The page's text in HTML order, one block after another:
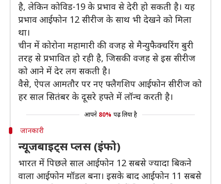
है, लेकिन कोविड-19 के प्रभाव से देरी हो सकती है। यह
प्रभाव आईफोन 12 सीरीज के साथ भी देखने को मिला
था।
चीन में कोरोना महामारी की वजह से मैन्युफैक्चरिंग बुरी
तरह से प्रभावित हो रही है, जिसकी वजह से इस सीरीज
को आने में देर लग सकती है।
वैसे, ऐपल आमतौर पर नए फ्लैगशिप आईफोन सीरीज को
हर साल सितंबर के दूसरे हफ्ते में लॉन्च करती है।
आपने 80% पढ़ लिया है
जानकारी
न्यूजबाइट्स प्लस (इंफो)
भारत में पिछले साल आईफोन 12 सबसे ज्यादा बिकने
वाला आईफोन मॉडल बना। इसके बाद आईफोन 11 सबसे